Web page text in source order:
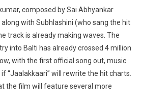
composed by Sai Abhyankar
with Subhlashini (who sang the hit
track is already making waves. The
into Balti has already crossed 4 million
with the first official song out, music
“Jaalakkaari” will rewrite the hit charts.
the film will feature several more